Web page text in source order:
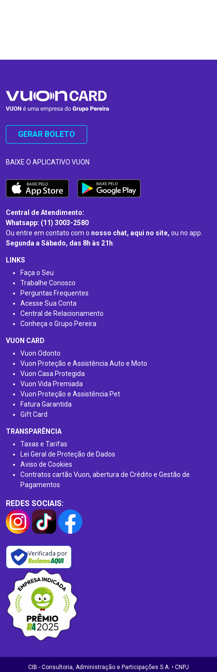
GERAR BOLETO
BAIXE O APLICATIVO VUON
Central de Atendimento:
Whatsapp: (11) 3003-2580
Ou entre em contato com o nosso chat, aqui no site, ou no app.
Segunda a Sábado, das 8h às 21h.
LINKS
Faça o Seu
Trabalhe Conosco
Perguntas Frequentes
Acesse Sua Conta
Central de Relacionamento
Conheça o Grupo Pereira
VUON CARD
Vuon Odonto
Vuon Proteção e Assistência Auto e Moto
Vuon Casa Protegida
Vuon Vida Premiada
Vuon Proteção e Assistência Pet
Fatura Garantida
Gift Card
TRANSPARÊNCIA
Taxas e Tarifas
Lei Geral de Proteção de Dados
Aviso de Cookies
Contratos cartão Vuon, abertura de Crédito e Gestão de
Pagamentos
REDES SOCIAIS:
Verificada por
CIB - Consultoria, Administração e Participações S.A. • CNPJ